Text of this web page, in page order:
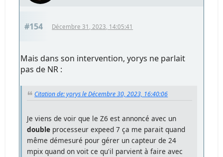
#154 Décembre 31, 2023, 14:05:41
Mais dans son intervention, yorys ne parlait
pas de NR :
Citation de: yorys le Décembre 30, 2023, 16:40:06
Je viens de voir que le Z6 est annoncé avec un
double processeur expeed 7 ça me parait quand
même démesuré pour gérer un capteur de 24
mpix quand on voit ce qu'il parvient à faire avec